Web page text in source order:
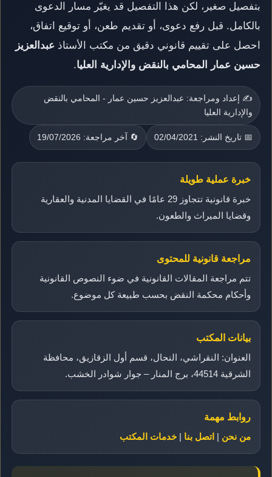
بتفصيل صغير، لكن هذا التفصيل قد يغيّر مسار الدعوى
بالكامل. قبل رفع دعوى، أو تقديم طعن، أو توقيع اتفاق،
احصل على تقييم قانوني دقيق من مكتب الأستاذ عبدالعزيز
حسين عمار المحامي بالنقض والإدارية العليا.
✍️ إعداد ومراجعة: عبدالعزيز حسين عمار - المحامي بالنقض
والإدارية العليا
📅 تاريخ النشر: 02/04/2021 🔄 آخر مراجعة: 19/07/2026
خبرة عملية طويلة
خبرة قانونية تتجاوز 29 عامًا في القضايا المدنية والعقارية
وقضايا الميراث والطعون.
مراجعة قانونية للمحتوى
تتم مراجعة المقالات القانونية في ضوء النصوص القانونية
وأحكام محكمة النقض بحسب طبيعة كل موضوع.
بيانات المكتب
العنوان: النقراشي، النحال، قسم أول الزقازيق، محافظة
الشرقية 44514، برج المنار – جوار شوادر الخشب.
روابط مهمة
من نحن | اتصل بنا | خدمات المكتب